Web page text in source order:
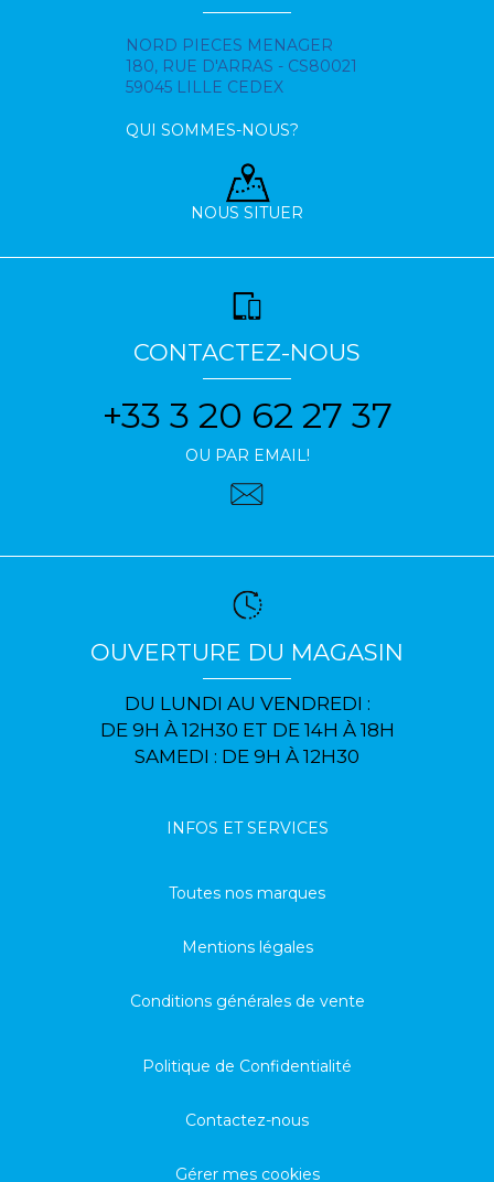
NORD PIECES MENAGER
180, RUE D'ARRAS - CS80021
59045 LILLE CEDEX
QUI SOMMES-NOUS?
NOUS SITUER
CONTACTEZ-NOUS
+33 3 20 62 27 37
OU PAR EMAIL!
OUVERTURE DU MAGASIN
DU LUNDI AU VENDREDI :
DE 9H À 12H30 ET DE 14H À 18H
SAMEDI : DE 9H À 12H30
INFOS ET SERVICES
Toutes nos marques
Mentions légales
Conditions générales de vente
Politique de Confidentialité
Contactez-nous
Gérer mes cookies